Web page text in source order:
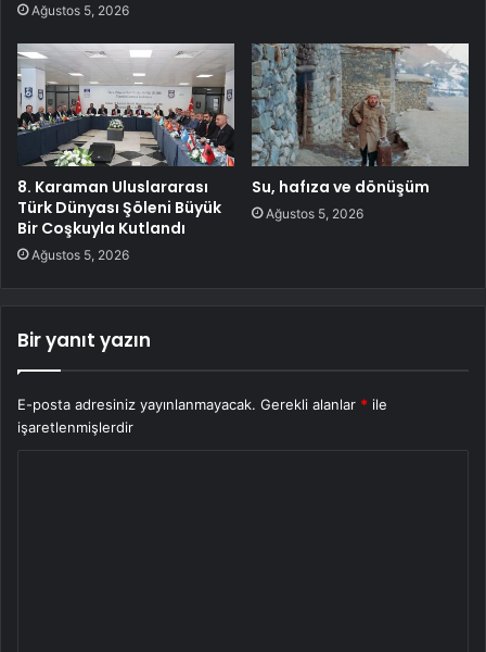
Ağustos 5, 2026
8. Karaman Uluslararası
Türk Dünyası Şöleni Büyük
Bir Coşkuyla Kutlandı
Ağustos 5, 2026
Su, hafıza ve dönüşüm
Ağustos 5, 2026
Bir yanıt yazın
E-posta adresiniz yayınlanmayacak. Gerekli alanlar * ile
işaretlenmişlerdir